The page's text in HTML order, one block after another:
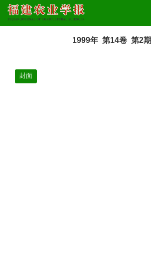
1999年 第14卷 第2期
封面